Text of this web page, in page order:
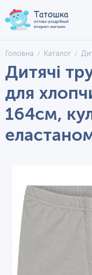
Головна Каталог
Дитячі
для
164см,